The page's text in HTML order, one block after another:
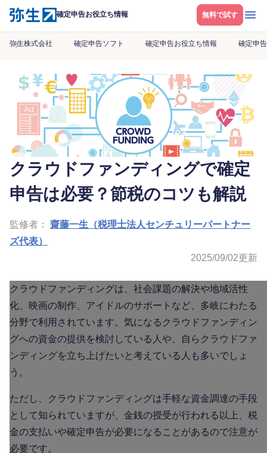
確定申告お役立ち情報 無料で試す メニ
弥生株式会社 確定申告ソフト 確定申告お役立ち情報 確定申
クラウドファンディングで確定
申告は必要？節税のコツも解説
監修者： 齋藤一生（税理士法人センチュリーパートナー
ズ代表）
2025/09/02更新
クラウドファンディングは、社会課題の解決や地域活性
化、映画の制作、アイドルのサポートなど、多岐にわたる
分野で利用されています。気になるクラウドファンディン
グへの資金の提供を検討している人や、自らクラウドファ
ンディングを立ち上げたいと考えている人も多いでしょ
う。
ただし、クラウドファンディングは手軽な資金調達の手段
として知られていますが、金銭の授受が行われる以上、税
金の支払いや確定申告が必要になることがあるので注意が
必要です。